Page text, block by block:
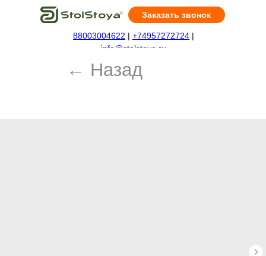
88003004622 | +74957272724 |
info@stolstoya.ru
Заказать звонок
← Назад